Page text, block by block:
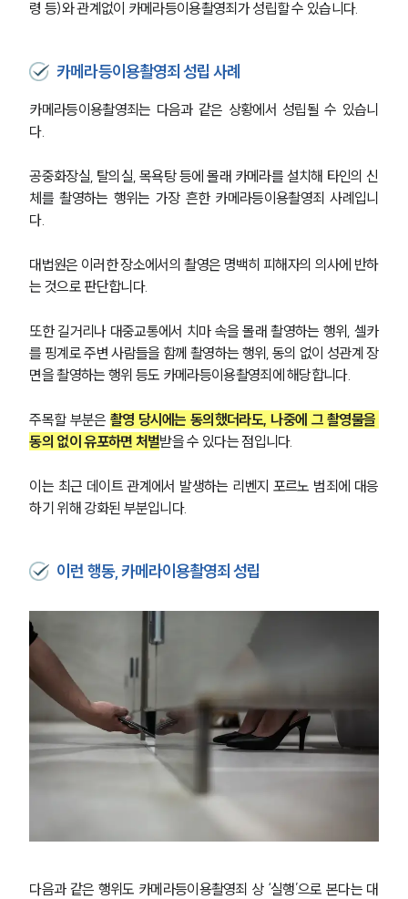
령 등)와 관계없이 카메라등이용촬영죄가 성립할 수 있습니다.
카메라등이용촬영죄 성립 사례
카메라등이용촬영죄는 다음과 같은 상황에서 성립될 수 있습니
다.
공중화장실, 탈의실, 목욕탕 등에 몰래 카메라를 설치해 타인의 신
체를 촬영하는 행위는 가장 흔한 카메라등이용촬영죄 사례입니
다.
대법원은 이러한 장소에서의 촬영은 명백히 피해자의 의사에 반하
는 것으로 판단합니다.
또한 길거리나 대중교통에서 치마 속을 몰래 촬영하는 행위, 셀카
를 핑계로 주변 사람들을 함께 촬영하는 행위, 동의 없이 성관계 장
면을 촬영하는 행위 등도 카메라등이용촬영죄에 해당합니다.
주목할 부분은 촬영 당시에는 동의했더라도, 나중에 그 촬영물을
동의 없이 유포하면 처벌받을 수 있다는 점입니다.
이는 최근 데이트 관계에서 발생하는 리벤지 포르노 범죄에 대응
하기 위해 강화된 부분입니다.
이런 행동, 카메라이용촬영죄 성립
다음과 같은 행위도 카메라등이용촬영죄 상 ‘실행’으로 본다는 대